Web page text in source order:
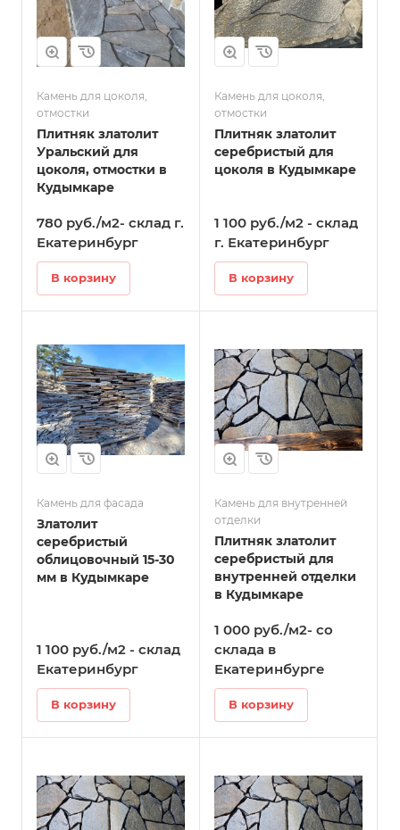
Камень для цоколя,
отмостки
Плитняк златолит
Уральский для
цоколя, отмостки в
Кудымкаре
780 руб./м2- склад г.
Екатеринбург
В корзину
Камень для цоколя,
отмостки
Плитняк златолит
серебристый для
цоколя в Кудымкаре
1 100 руб./м2 - склад
г. Екатеринбург
В корзину
Камень для фасада
Златолит
серебристый
облицовочный 15-30
мм в Кудымкаре
1 100 руб./м2 - склад
Екатеринбург
В корзину
Камень для внутренней
отделки
Плитняк златолит
серебристый для
внутренней отделки
в Кудымкаре
1 000 руб./м2- со
склада в
Екатеринбурге
В корзину